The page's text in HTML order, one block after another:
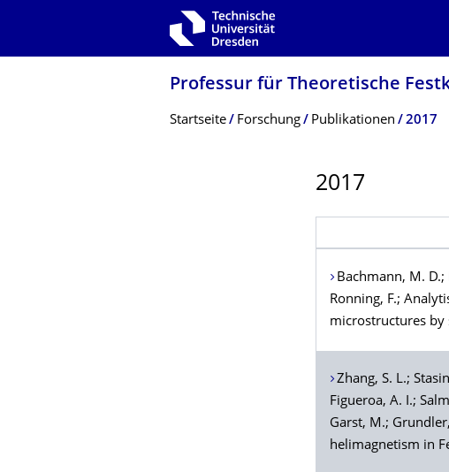
Zur Hauptnavigation springen
Professur für Theoretische
Breadcrumb-Menü
Startseite Forschung Publikationen 2017
2017
Bachmann, M. D.;
Ronning, F.;
microstructures by
Zhang, S. L.;
Figueroa, A. I.;
Garst, M.; Grundler
helimagnetism in